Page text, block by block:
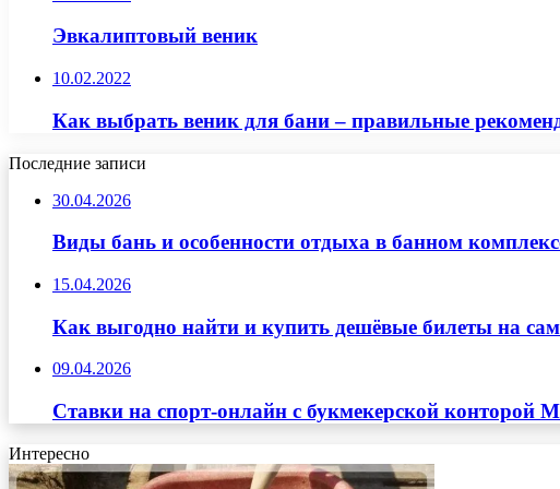
Эвкалиптовый веник
10.02.2022
Как выбрать веник для бани – правильные
Последние записи
30.04.2026
Виды бань и особенности отдыха в банном
15.04.2026
Как выгодно найти и купить дешёвые билеты на
09.04.2026
Ставки на спорт-онлайн с букмекерской конторой
Интересно